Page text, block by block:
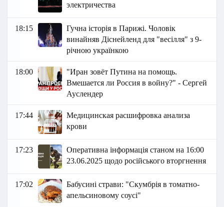
электричества
18:15
Гучна історія в Парижі. Чоловік
винайняв Діснейленд для "весілля" з 9-
річною українкою
18:00
"Иран зовёт Путина на помощь.
Вмешается ли Россия в войну?" - Сергей
Ауслендер
17:44
Медицинская расшифровка анализа
крови
17:23
Оперативна інформація станом на 16:00
23.06.2025 щодо російського вторгнення
17:02
Бабусині страви: "Скумбрія в томатно-
апельсиновому соусі"